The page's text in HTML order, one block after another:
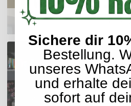
Sitzkissen
Sichere dir
Bestellung.
unseres
und erhalte
sofort auf